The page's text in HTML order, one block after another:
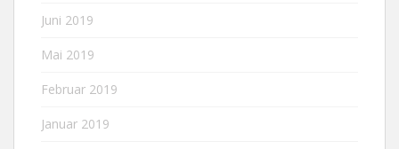
Juni 2019
Mai 2019
Februar 2019
Januar 2019